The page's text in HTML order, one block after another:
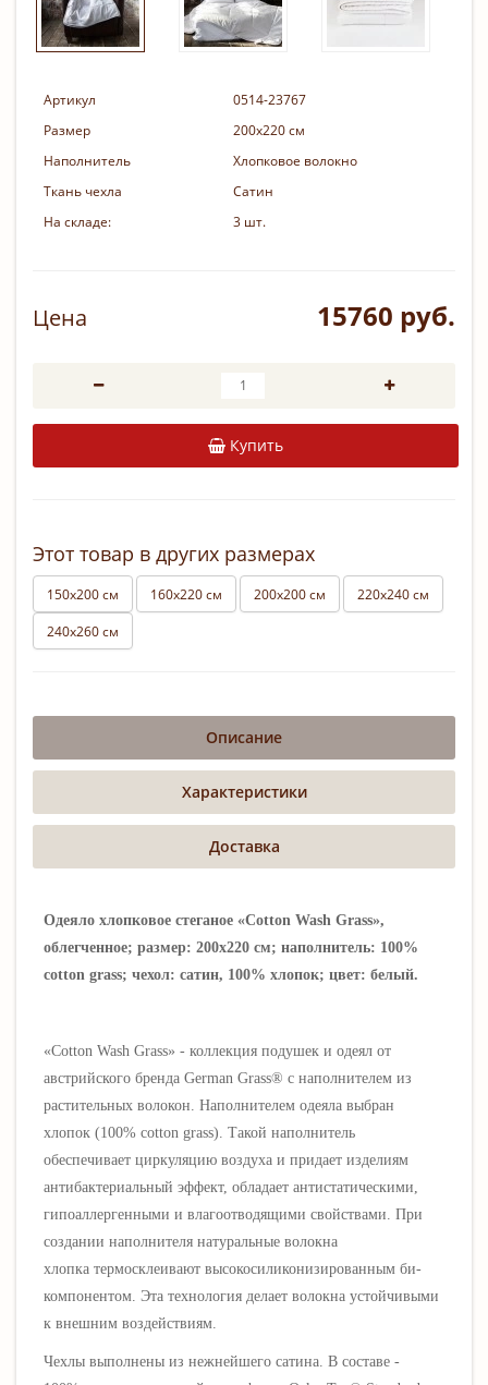
Артикул
0514-23767
Размер
200х220 см
Наполнитель
Хлопковое волокно
Ткань чехла
Сатин
На складе:
3 шт.
Цена 15760 руб.
Купить
Этот товар в других размерах
150х200 см 160х220 см 200х200 см
220х240 см
240х260 см
Описание
Характеристики
Доставка
Одеяло хлопковое стеганое «Cotton Wash Grass»,
облегченное; размер: 200х220 см; наполнитель: 100%
cotton grass; чехол: сатин, 100% хлопок; цвет: белый.
«Cotton Wash Grass» - коллекция подушек и одеял от
австрийского бренда German Grass® с наполнителем из
растительных волокон. Наполнителем одеяла выбран
хлопок (100% cotton grass). Такой наполнитель
обеспечивает циркуляцию воздуха и придает изделиям
антибактериальный эффект, обладает антистатическими,
гипоаллергенными и влагоотводящими свойствами. При
создании наполнителя натуральные волокна
хлопка термосклеивают высокосиликонизированным би-
компонентом. Эта технология делает волокна устойчивыми
к внешним воздействиям.
Чехлы выполнены из нежнейшего сатина. В составе -